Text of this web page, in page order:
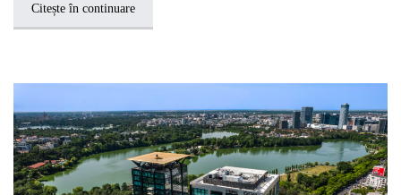
Citește în continuare